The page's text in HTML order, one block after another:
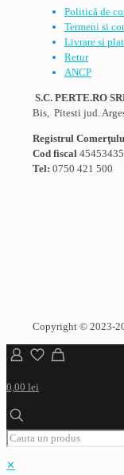
Politică de
Termeni si
Livrare si
Retur
ANCP
S.C. PERTE.RO
Bis, Pitesti jud.
Registrul
Cod fiscal
Tel: 0750 421 500
Copyright © 2023-
0,00 lei
✕